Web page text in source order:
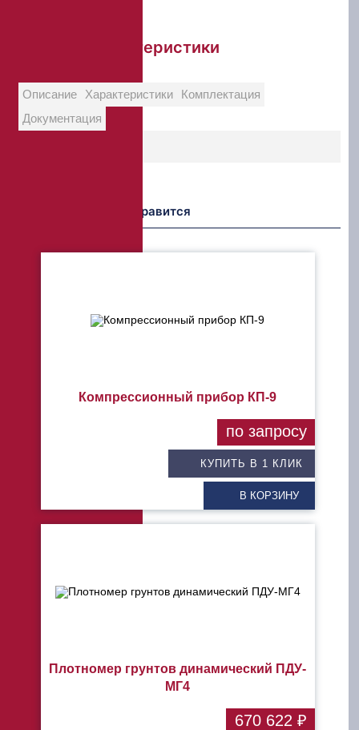
Краткие характеристики
Описание Характеристики
Комплектация
Документация
Возможно Вам понравится
Компрессионный прибор КП-9
КУПИТЬ В 1 КЛИК
В КОРЗИНУ
по запросу
Плотномер грунтов динамический ПДУ-
МГ4
670 622 ₽